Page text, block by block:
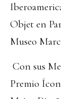
Objet en
Museo
Con sus
Premio